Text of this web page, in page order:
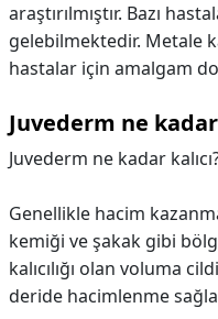
araştırılmıştır. Bazı
gelebilmektedir. Metale
hastalar için amalgam
Juvederm ne kadar
Juvederm ne kadar
Genellikle hacim
kemiği ve şakak gibi
kalıcılığı olan voluma
deride hacimlenme